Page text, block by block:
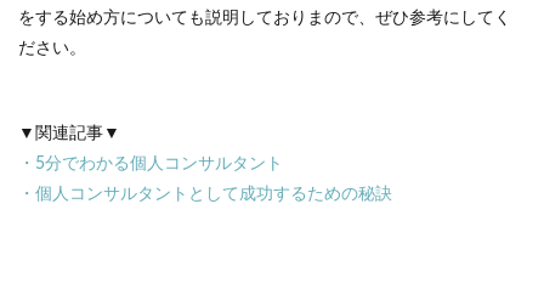
をする始め方についても説明しておりまので、ぜひ参考にしてく
ださい。
▼関連記事▼
・ 5分でわかる個人コンサルタント
・ 個人コンサルタントとして成功するための秘訣